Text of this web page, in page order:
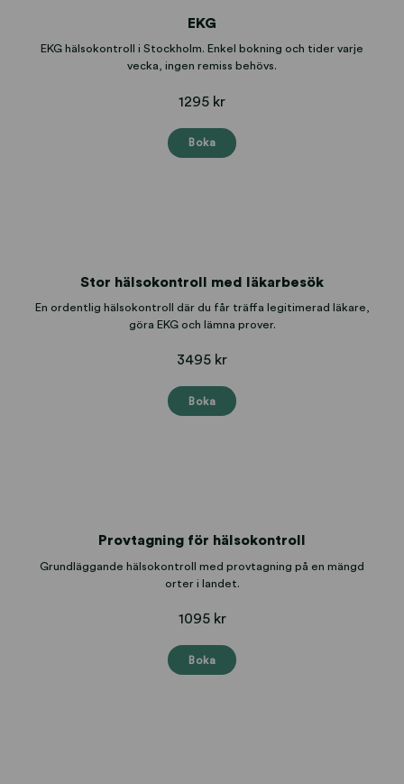
EKG
EKG hälsokontroll i Stockholm. Enkel bokning och tider varje
vecka, ingen remiss behövs.
1295 kr
Boka
Stor hälsokontroll med läkarbesök
En ordentlig hälsokontroll där du får träffa legitimerad läkare,
göra EKG och lämna prover.
3495 kr
Boka
Provtagning för hälsokontroll
Grundläggande hälsokontroll med provtagning på en mängd
orter i landet.
1095 kr
Boka